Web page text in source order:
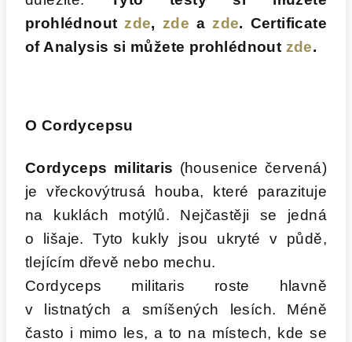
prohlédnoutzde, zde azde. Certificate
of Analysis si můžete prohlédnout zde.
O Cordycepsu
Cordyceps militaris (housenice červená)
je vřeckovýtrusá houba, které parazituje
na kuklách motýlů. Nejčastěji se jedná
o lišaje. Tyto kukly jsou ukryté v půdě,
tlejícím dřevě nebo mechu.
Cordyceps militaris roste hlavně
v listnatých a smíšených lesích. Méně
často i mimo les, a to na místech, kde se